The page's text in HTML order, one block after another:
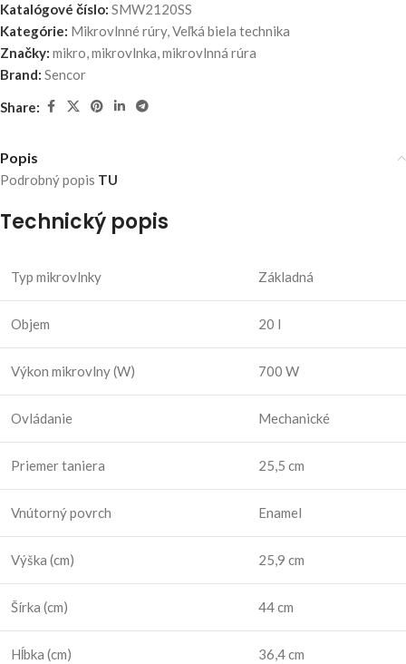
Katalógové číslo: SMW2120SS
Kategórie: Mikrovlnné rúry,Veľká biela technika
Značky: mikro,mikrovlnka,mikrovlnná rúra
Brand: Sencor
Share:
Popis
Podrobný popis TU
Technický popis
Typ mikrovlnky Základná
Objem 20 l
Výkon mikrovlny (W) 700 W
Ovládanie Mechanické
Priemer taniera 25,5 cm
Vnútorný povrch Enamel
Výška (cm) 25,9 cm
Šírka (cm) 44 cm
Hĺbka (cm) 36,4 cm